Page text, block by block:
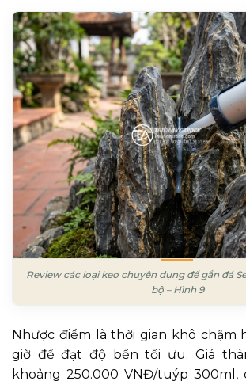
Review các loại keo chuyên dụng để gắn đá
bộ – Hình 9
Nhược điểm là thời gian khô chậm
giờ để đạt độ bền tối ưu. Giá
khoảng 250.000 VNĐ/tuýp 300ml,